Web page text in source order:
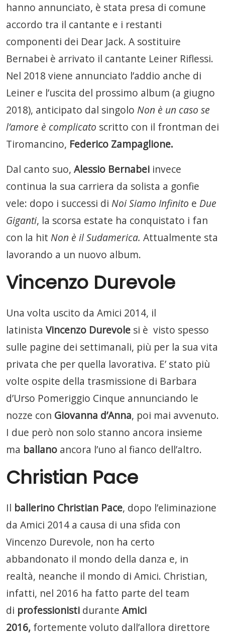
hanno annunciato, è stata presa di comune
accordo tra il cantante e i restanti
componenti dei Dear Jack. A sostituire
Bernabei è arrivato il cantante Leiner Riflessi.
Nel 2018 viene annunciato l’addio anche di
Leiner e l’uscita del prossimo album (a giugno
2018), anticipato dal singolo Non è un caso se
l’amore è complicato scritto con il frontman dei
Tiromancino, Federico Zampaglione.
Dal canto suo, Alessio Bernabei invece
continua la sua carriera da solista a gonfie
vele: dopo i successi di Noi Siamo Infinito e Due
Giganti, la scorsa estate ha conquistato i fan
con la hit Non è il Sudamerica. Attualmente sta
lavorando a un nuovo album.
Vincenzo Durevole
Una volta uscito da Amici 2014, il
latinista Vincenzo Durevole si è visto spesso
sulle pagine dei settimanali, più per la sua vita
privata che per quella lavorativa. E’ stato più
volte ospite della trasmissione di Barbara
d’Urso Pomeriggio Cinque annunciando le
nozze con Giovanna d’Anna, poi mai avvenuto.
I due però non solo stanno ancora insieme
ma ballano ancora l’uno al fianco dell’altro.
Christian Pace
Il ballerino Christian Pace, dopo l’eliminazione
da Amici 2014 a causa di una sfida con
Vincenzo Durevole, non ha certo
abbandonato il mondo della danza e, in
realtà, neanche il mondo di Amici. Christian,
infatti, nel 2016 ha fatto parte del team
di professionisti durante Amici
2016, fortemente voluto dall’allora direttore